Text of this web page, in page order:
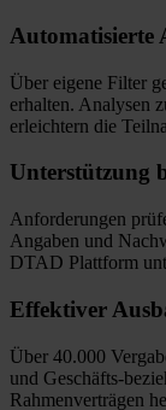
Automatisierte
Über eigene Filter
erhalten. Analysen
erleichtern die
Unterstützung
Anforderungen
Angaben und
DTAD Plattform
Effektiver
Über 40.000
und Geschäfts-
Rahmenverträgen